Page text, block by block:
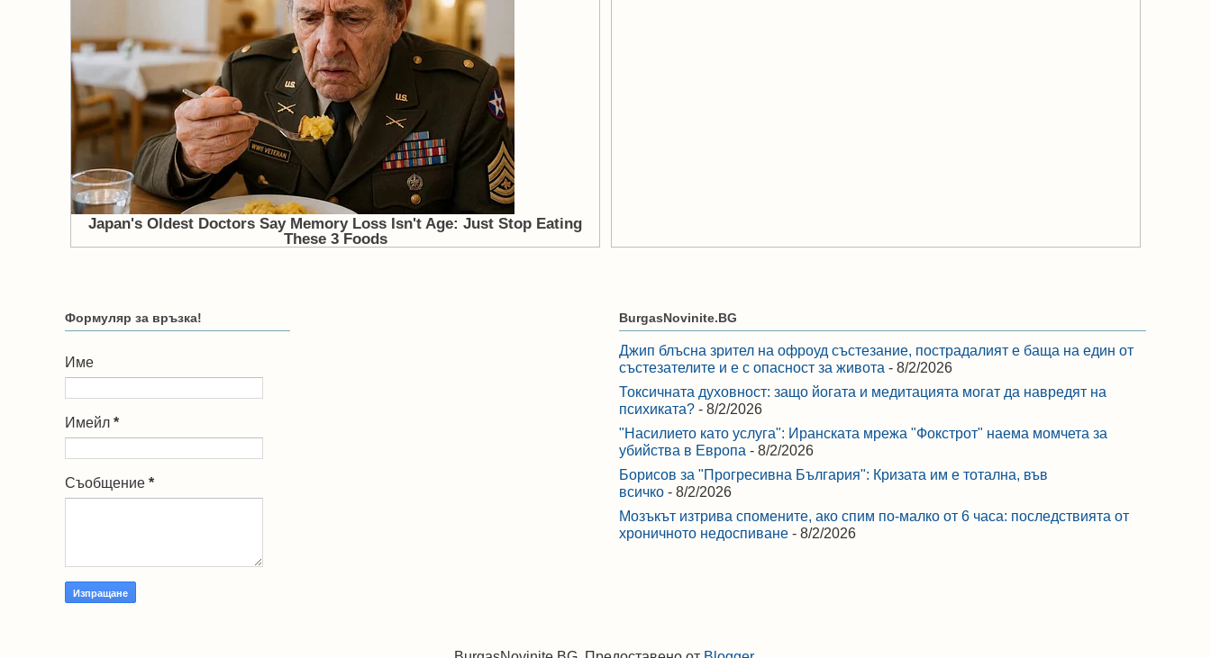
Формуляр за връзка!
Име
Имейл *
Съобщение *
BurgasNovinite.BG
Джип блъсна зрител на офроуд състезание, пострадалият е баща на един от
състезателите и е с опасност за живота - 8/2/2026
Токсичната духовност: защо йогата и медитацията могат да навредят на
психиката? - 8/2/2026
"Насилието като услуга": Иранската мрежа "Фокстрот" наема момчета за
убийства в Европа - 8/2/2026
Борисов за "Прогресивна България": Кризата им е тотална, във
всичко - 8/2/2026
Мозъкът изтрива спомените, ако спим по-малко от 6 часа: последствията от
хроничното недоспиване - 8/2/2026